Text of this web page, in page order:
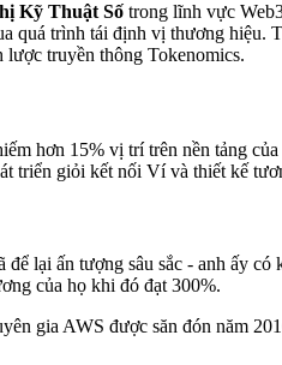
Kỹ Thuật Số trong lĩnh vực
quá trình tái định vị thương
truyền thông Tokenomics.
hơn 15% vị trí trên nền tảng
triển giỏi kết nối Ví và thiết kế
để lại ấn tượng sâu sắc - anh ấy
của họ khi đó đạt 300%.
gia AWS được săn đón năm